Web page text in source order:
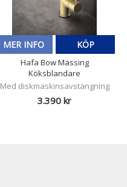
MER INFO KÖP
Hafa Bow Mässing
Köksblandare
Med diskmaskinsavstängning
3.390 kr